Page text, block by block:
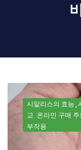
시알리스의 효능
교 온라인 구매
부작용